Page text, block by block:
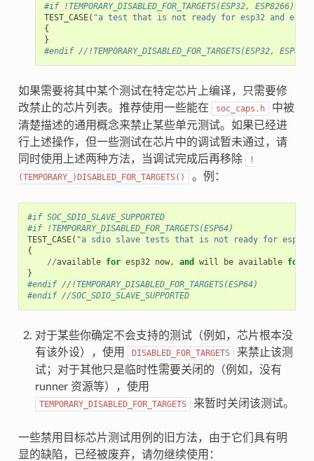
#if !TEMPORARY_DISABLED_FOR_TARGETS(ESP32, ESP8266)
TEST_CASE( "a test that is not ready for esp32 and
{
}
#endif //!TEMPORARY_DISABLED_FOR_TARGETS(ESP32,
如果需要将其中某个测试在特定芯片上编译，只需要修
改禁止的芯片列表。推荐使用一些能在
soc_caps.h
中被
清楚描述的通用概念来禁止某些单元测试。如果已经进
行上述操作，但一些测试在芯片中的调试暂未通过，请
同时使用上述两种方法，当调试完成后再移除
!
(TEMPORARY_)DISABLED_FOR_TARGETS()
。例：
#if SOC_SDIO_SLAVE_SUPPORTED
#if !TEMPORARY_DISABLED_FOR_TARGETS(ESP64)
TEST_CASE( "a sdio slave tests that is not ready for esp64
{
//available for esp32 now, and will be available for
}
#endif //!TEMPORARY_DISABLED_FOR_TARGETS(ESP64)
#endif //SOC_SDIO_SLAVE_SUPPORTED
对于某些你确定不会支持的测试（例如，芯片根本没
有该外设），使用
DISABLED_FOR_TARGETS
来禁止该测
试；对于其他只是临时性需要关闭的（例如，没有
runner 资源等），使用
TEMPORARY_DISABLED_FOR_TARGETS 来暂时关闭该测试。
一些禁用目标芯片测试用例的旧方法，由于它们具有明
显的缺陷，已经被废弃，请勿继续使用：